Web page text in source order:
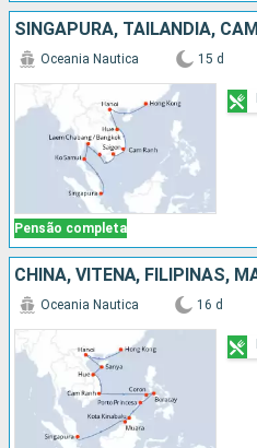
Pensão completa
Oceania Nautica 15 d
Oceania Nautica 16 d